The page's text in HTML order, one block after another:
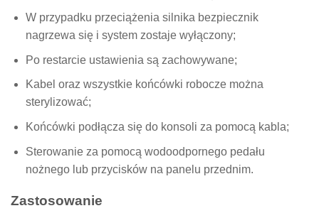
W przypadku przeciążenia silnika bezpiecznik
nagrzewa się i system zostaje wyłączony;
Po restarcie ustawienia są zachowywane;
Kabel oraz wszystkie końcówki robocze można
sterylizować;
Końcówki podłącza się do konsoli za pomocą kabla;
Sterowanie za pomocą wodoodpornego pedału
nożnego lub przycisków na panelu przednim.
Zastosowanie